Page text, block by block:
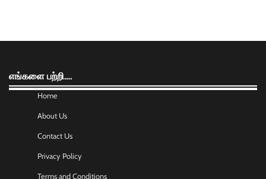
எங்களை பற்றி….
Home
About Us
Contact Us
Privacy Policy
Terms and Conditions